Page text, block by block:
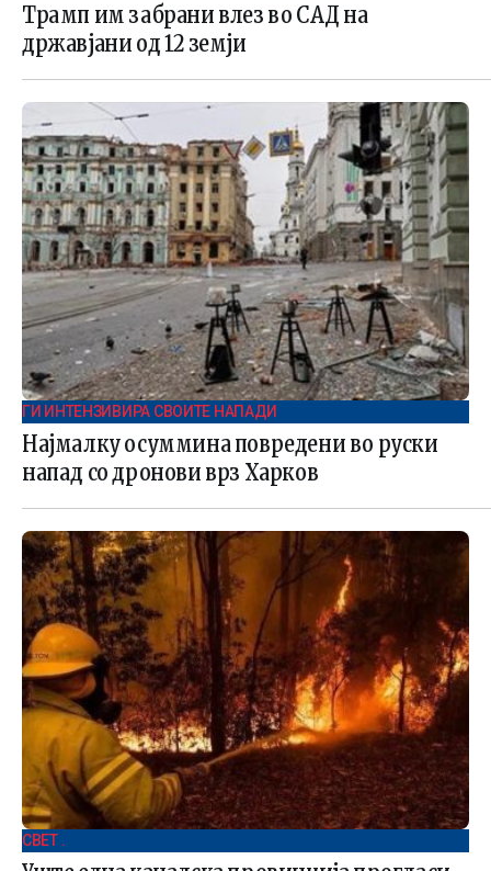
Трамп им забрани влез во САД на
државјани од 12 земји
ГИ ИНТЕНЗИВИРА СВОИТЕ НАПАДИ
Најмалку осуммина повредени во руски
напад со дронови врз Харков
СВЕТ .